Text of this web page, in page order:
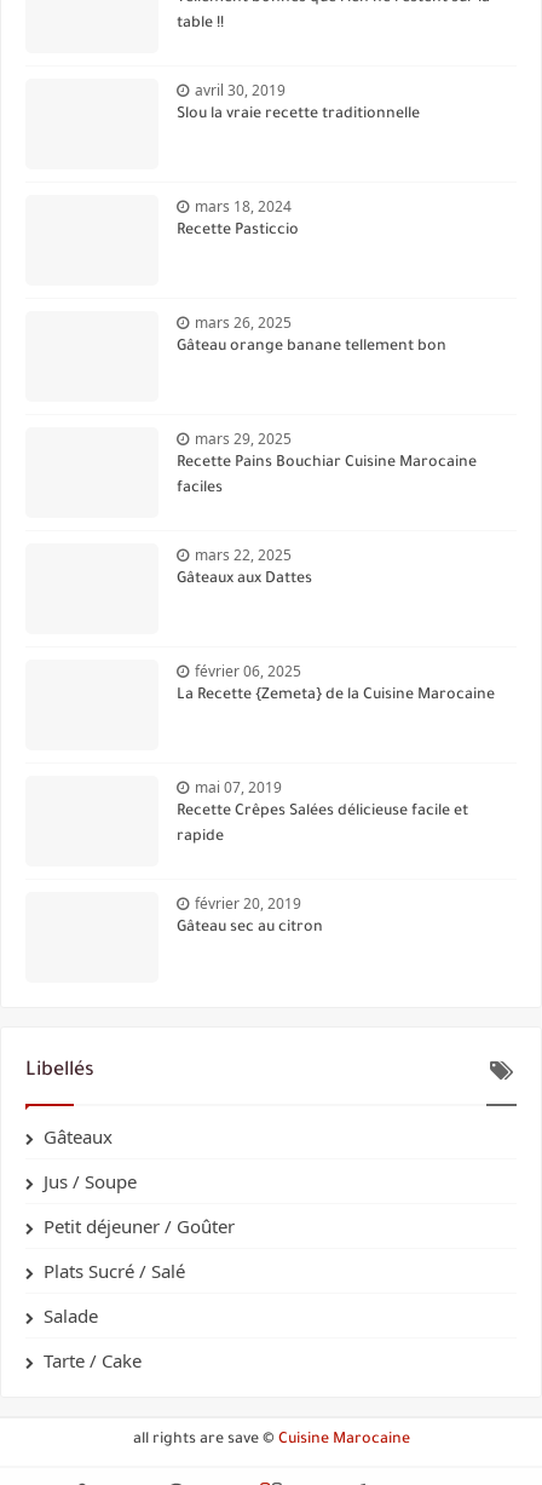
table !!
avril 30, 2019
Slou la vraie recette traditionnelle
mars 18, 2024
Recette Pasticcio
mars 26, 2025
Gâteau orange banane tellement bon
mars 29, 2025
Recette Pains Bouchiar Cuisine Marocaine
faciles
mars 22, 2025
Gâteaux aux Dattes
février 06, 2025
La Recette {Zemeta} de la Cuisine Marocaine
mai 07, 2019
Recette Crêpes Salées délicieuse facile et
rapide
février 20, 2019
Gâteau sec au citron
Libellés
Gâteaux
Jus / Soupe
Petit déjeuner / Goûter
Plats Sucré / Salé
Salade
Tarte / Cake
all rights are save © Cuisine Marocaine